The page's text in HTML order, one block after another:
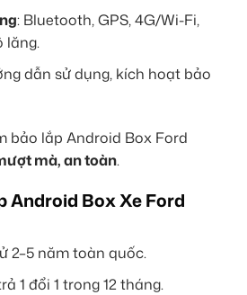
: Bluetooth, GPS, 4G/Wi-Fi,
lăng.
dẫn sử dụng, kích hoạt bảo
bảo lắp Android Box Ford
mà, an toàn.
Android Box Xe Ford
2–5 năm toàn quốc.
1 đổi 1 trong 12 tháng.